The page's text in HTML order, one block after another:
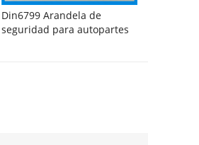
Din6799 Arandela de
seguridad para autopartes